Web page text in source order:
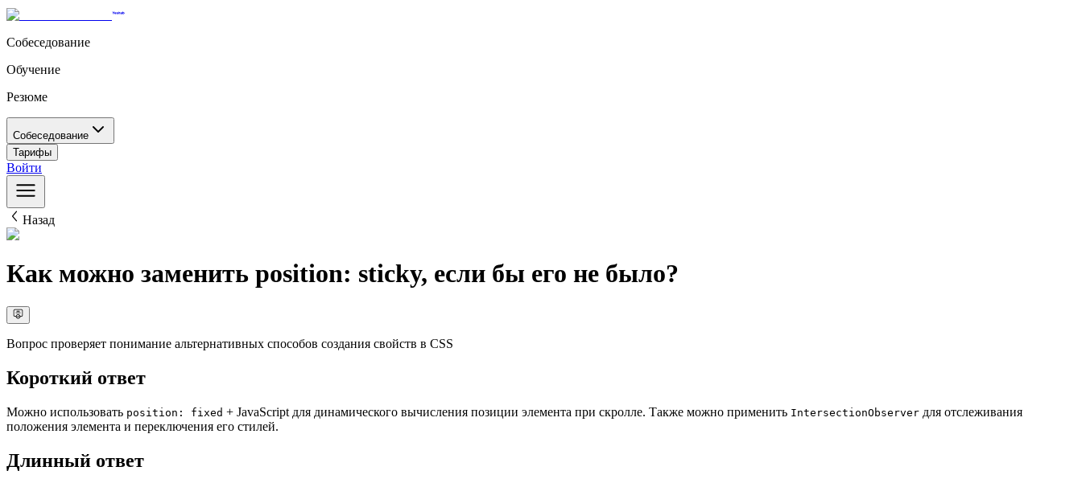
Собеседование
Обучение
Резюме
Собеседование
Тарифы
Войти
Назад
Как можно заменить position: sticky, если бы его не было?
Вопрос проверяет понимание альтернативных способов создания свойств в CSS
Короткий ответ
Можно использовать position: fixed + JavaScript для динамического вычисления позиции элемента при скролле. Также можно применить IntersectionObserver для отслеживания
положения элемента и переключения его стилей.
Длинный ответ